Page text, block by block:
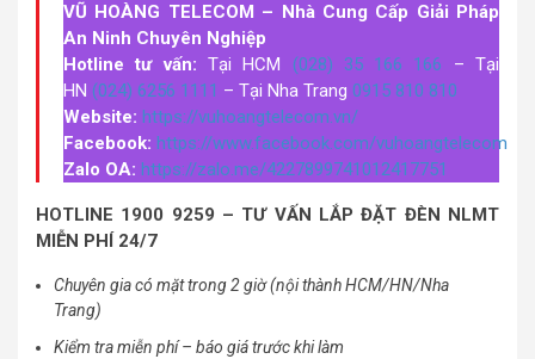
VŨ HOÀNG TELECOM – Nhà Cung Cấp Giải Pháp
An Ninh Chuyên Nghiệp
Hotline tư vấn: Tại HCM (028) 35 166 166 – Tại
HN (024) 6256 1111 – Tại Nha Trang 0915 810 810
Website: https://vuhoangtelecom.vn/
Facebook: https://www.facebook.com/vuhoangtelecom
Zalo OA: https://zalo.me/4227899741012417751
HOTLINE 1900 9259 – TƯ VẤN LẮP ĐẶT ĐÈN NLMT
MIỄN PHÍ 24/7
Chuyên gia có mặt trong 2 giờ (nội thành HCM/HN/Nha
Trang)
Kiểm tra miễn phí – báo giá trước khi làm